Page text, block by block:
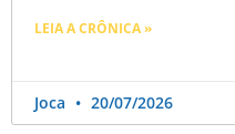
LEIA A CRÔNICA »
Joca 20/07/2026